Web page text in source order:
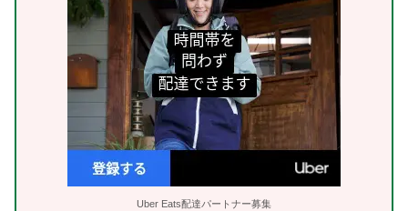
Uber Eats配達パートナー募集